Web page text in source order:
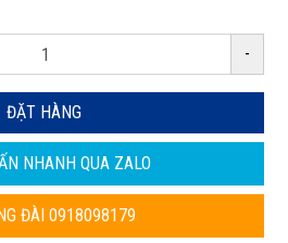
-
ĐẶT HÀNG
NHANHQUA ZALO
ĐÀI 0918098179